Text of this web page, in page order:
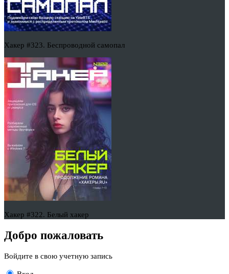
Хакер #323. Беспроводной самопал
Хакер #322. Белый хакер
Добро пожаловать
Войдите в свою учетную запись